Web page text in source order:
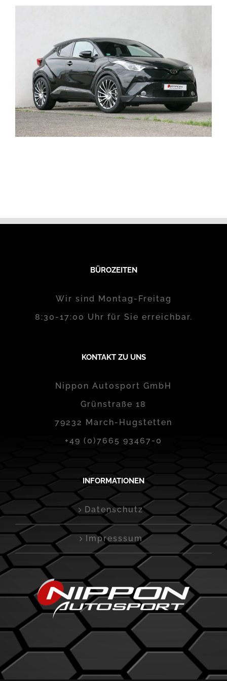
BÜROZEITEN
Wir sind Montag-Freitag
8:30-17:00 Uhr für Sie erreichbar.
KONTAKT ZU UNS
Nippon Autosport GmbH
Grünstraße 18
79232 March-Hugstetten
+49 (0)7665 93467-0
INFORMATIONEN
Datenschutz
Impresssum